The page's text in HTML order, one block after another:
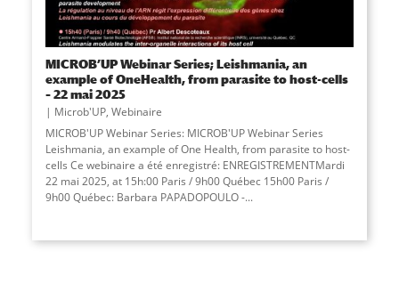
MICROB’UP Webinar Series; Leishmania, an
example of OneHealth, from parasite to host-cells
– 22 mai 2025
Microb'UP, Webinaire
MICROB'UP Webinar Series: MICROB'UP Webinar Series
Leishmania, an example of One Health, from parasite to host-
cells Ce webinaire a été enregistré: ENREGISTREMENTMardi
22 mai 2025, at 15h:00 Paris / 9h00 Québec 15h00 Paris /
9h00 Québec: Barbara PAPADOPOULO -...